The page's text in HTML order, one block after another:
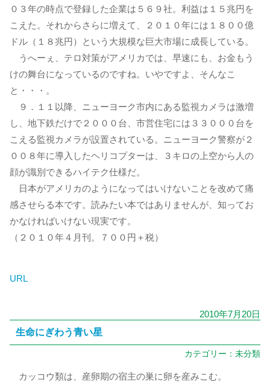
０３年の時点で登録した企業は５６９社。利益は１５兆円を
こえた。それからさらに増えて、２０１０年には１８００億
ドル（１８兆円）という大規模な巨大市場に成長している。
うへーぇ、テロ対策がアメリカでは、早速にも、お金もう
けの舞台になっているのですね。いやですよ、そんなこ
と・・・。
９．１１以降、ニューヨーク市内にある監視カメラは激増
し、地下鉄だけで２０００台、市営住宅には３３０００台を
こえる監視カメラが設置されている。ニューヨーク警察が２
００８年に導入したヘリコプターは、３キロの上空から人の
顔が識別できるハイテク仕様だ。
日本がアメリカのようになってはいけないことを改めて痛
感させらる本です。読みたい本ではありませんが、知ってお
かなければいけない現実です。
（２０１０年４月刊。７００円＋税）
URL
2010年7月20日
生命にぎわう青い星
カテゴリー： 未分類
カッコウ類は、産卵期の宿主の巣に卵を産みこむ。